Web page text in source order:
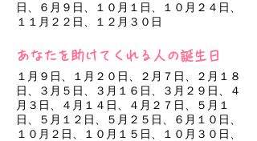
日、６月９日、１０月１日、１０月２４日、
１１月２２日、１２月３０日
あなたを助けてくれる人の誕生日
１月９日、１月２０日、２月７日、２月１８
日、３月５日、３月１６日、３月２９日、４
月３日、４月１４日、４月２７日、５月１
日、５月１２日、５月２５日、６月１０日、
１０月２日、１０月１５日、１０月３０日、